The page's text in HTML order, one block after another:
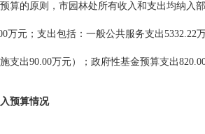
算的原则，市园林处所有收入和支出均纳入
万元；支出包括：一般公共服务支出5332.22
支出90.00万元）；政府性基金预算支出
入预算情况